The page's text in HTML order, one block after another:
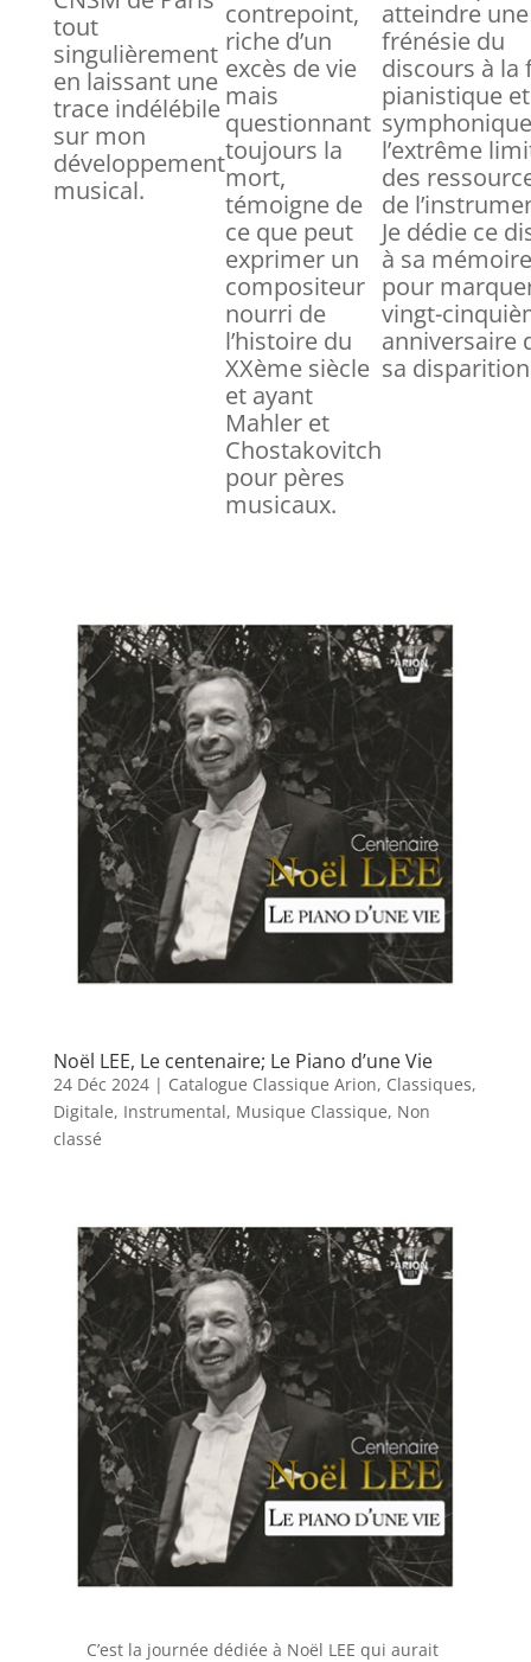
tout
singulièrement
en laissant une
trace indélébile
sur mon
développement
musical.
contrepoint,
riche d’un
excès de vie
mais
questionnant
toujours la
mort,
témoigne de
ce que peut
exprimer un
compositeur
nourri de
l’histoire du
XXème siècle
et ayant
Mahler et
Chostakovitch
pour pères
musicaux.
atteindre une
frénésie du
discours à la
pianistique et
l’extrême
des
de
Je dédie ce
à sa mémoire
pour
vingt-
anniversaire
sa
Noël LEE, Le centenaire; Le Piano d’une Vie
24 Déc 2024| Catalogue Classique Arion, Classiques,
Digitale, Instrumental, Musique Classique, Non
classé
C’est la journée dédiée à Noël LEE qui aurait